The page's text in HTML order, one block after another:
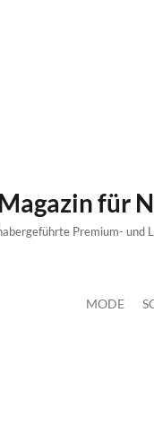
für
Premium- und
MODE